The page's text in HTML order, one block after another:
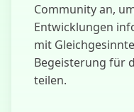
Community an,
Entwicklungen
mit
Begeisterung für
teilen.